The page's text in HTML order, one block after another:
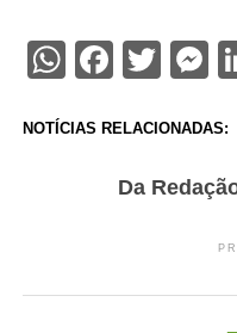
WhatsApp
NOTÍCIAS RELACIONADAS:
Da